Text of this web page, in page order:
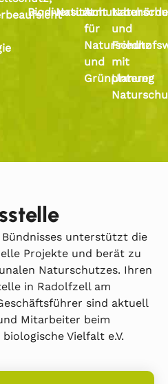
Biodiversität
Naturschutzbehörde
Amt
für
Naturschutz
und
Grünplanung
und
mit
Unterer
unterstützt die
Projekte und berät zu
Naturschutzes. Ihren
in Radolfzell am
sind aktuell
Mitarbeiter beim
Vielfalt e.V.